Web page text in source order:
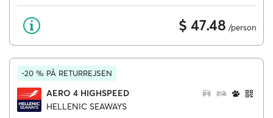
$ 47.48 /person
-20 % PÅ RETURREJSEN
AERO 4 HIGHSPEED
HELLENIC SEAWAYS